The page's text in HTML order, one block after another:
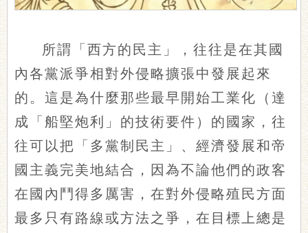
所謂「西方的民主」，往往是在其國
內各黨派爭相對外侵略擴張中發展起來
的。這是為什麼那些最早開始工業化（達
成「船堅炮利」的技術要件）的國家，往
往可以把「多黨制民主」、經濟發展和帝
國主義完美地結合，因為不論他們的政客
在國內鬥得多厲害，在對外侵略殖民方面
最多只有路線或方法之爭，在目標上總是